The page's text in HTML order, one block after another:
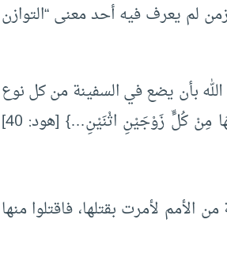
لم يعرف فيه أحد معنى “التوازن
بأن يضع في السفينة من كل نوع
زوجين، قال تعالى: {حَتَّى إِذَا جَاءَ أَمْرُنَا وَفَارَ التَّنُّورُ قُلْنَا احْمِلْ فِيهَا مِنْ كُلٍّ زَوْجَيْنِ اثْنَيْنِ…} [هود: 40]
الأمم لأمرت بقتلها، فاقتلوا منها